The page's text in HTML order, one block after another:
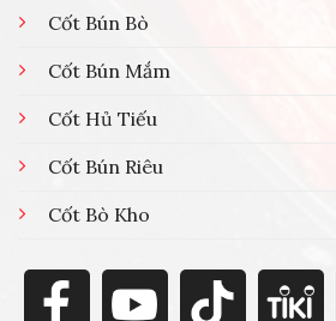
Cốt Bún Bò
Cốt Bún Mắm
Cốt Hủ Tiếu
Cốt Bún Riêu
Cốt Bò Kho